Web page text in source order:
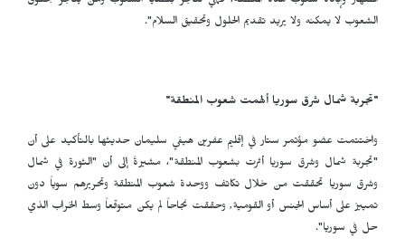
الشعوب لا يمكنه ولا يريد تقديم الحلول وتحقيق السلام".
"تجربة شمال شرق سوريا ألهمت شعوب المنطقة"
واختتمت عضو مؤتمر ستار في إقليم عفرين هيفي سليمان حديثها بالتأكيد على أن
"تجربة شمال وشرق سوريا أثرت بشعوب المنطقة"، مشيرةً إلى أن "الثورة في شمال
وشرق سوريا تحققت من خلال تكاتف ووحدة شعوب المنطقة وتحريرهم سوياً دون
تمييز على أساس الجنس أو القومية, وحققت نجاحاً لم يكن متوقعاً وسط الخراب الذي
حل في سوريا".